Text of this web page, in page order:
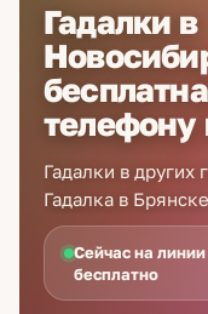
Гадалки в
телефону
Гадалки в других
Гадалка в
Сейчас на линии
бесплатно